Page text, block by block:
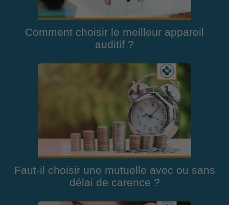
Comment choisir le meilleur appareil
auditif ?
Faut-il choisir une mutuelle avec ou sans
délai de carence ?